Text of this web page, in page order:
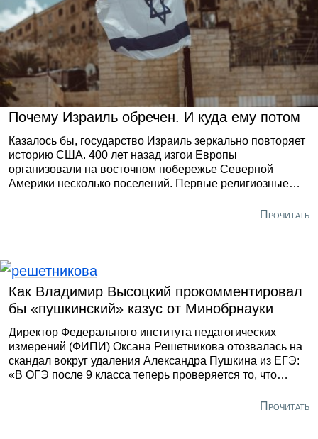
Почему Израиль обречен. И куда ему потом
Казалось бы, государство Израиль зеркально повторяет
историю США. 400 лет назад изгои Европы
организовали на восточном побережье Северной
Америки несколько поселений. Первые религиозные
XVII века. По прибытии мигранты заключили мирноеПрочитать
Как Владимир Высоцкий прокомментировал
бы «пушкинский» казус от Минобрнауки
Директор Федерального института педагогических
измерений (ФИПИ) Оксана Решетникова отозвалась на
скандал вокруг удаления Александра Пушкина из ЕГЭ:
«В ОГЭ после 9 класса теперь проверяется то, что
программу старшей школы. Ввиду того, что Пушкин,Прочитать